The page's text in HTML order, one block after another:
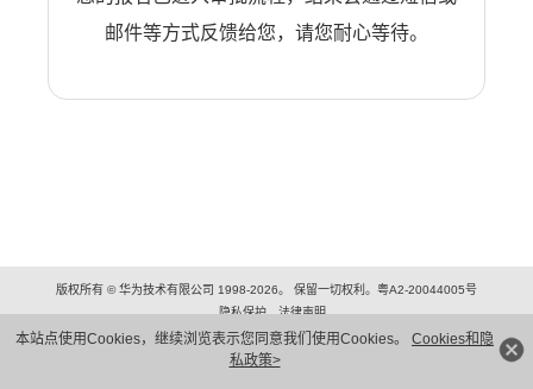
本站点使用Cookies，继续浏览表示您同意我们使用Cookies。 Cookies和隐
私政策>
邮件等方式反馈给您，请您耐心等待。
版权所有 © 华为技术有限公司 1998-2026。 保留一切权利。粤A2-20044005号
隐私保护
法律声明